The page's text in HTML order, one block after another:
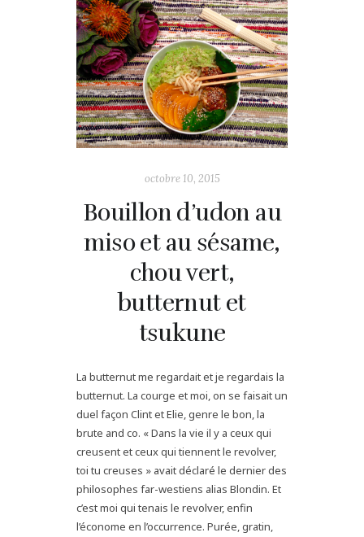
octobre 10, 2015
Bouillon d’udon au
miso et au sésame,
chou vert,
butternut et
tsukune
La butternut me regardait et je regardais la
butternut. La courge et moi, on se faisait un
duel façon Clint et Elie, genre le bon, la
brute and co. « Dans la vie il y a ceux qui
creusent et ceux qui tiennent le revolver,
toi tu creuses » avait déclaré le dernier des
philosophes far-westiens alias Blondin. Et
c’est moi qui tenais le revolver, enfin
l’économe en l’occurrence. Purée, gratin,